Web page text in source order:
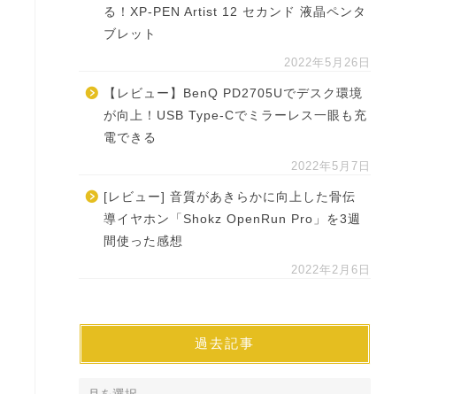
る！XP-PEN Artist 12 セカンド 液晶ペンタ
ブレット
2022年5月26日
【レビュー】BenQ PD2705Uでデスク環境
が向上！USB Type-Cでミラーレス一眼も充
電できる
2022年5月7日
[レビュー] 音質があきらかに向上した骨伝
導イヤホン「Shokz OpenRun Pro」を3週
間使った感想
2022年2月6日
過去記事